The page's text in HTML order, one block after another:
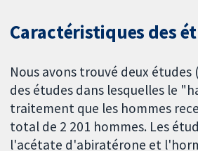
Caractéristiques des
Nous avons trouvé deux
des études dans lesquelles le
traitement que les hommes
total de 2 201 hommes. Les
l'acétate d'abiratérone et